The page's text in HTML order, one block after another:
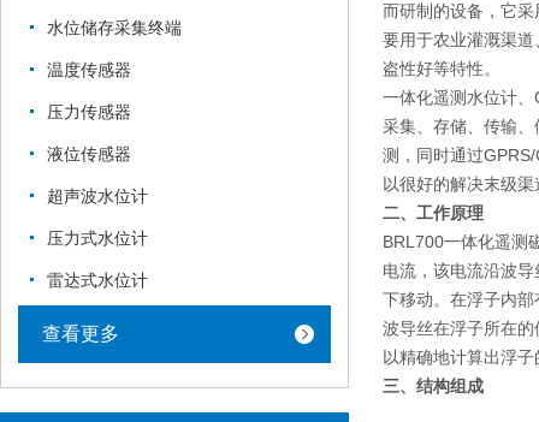
水位储存采集终端
温度传感器
压力传感器
液位传感器
超声波水位计
压力式水位计
雷达式水位计
查看更多
而研制的设备，它
要用于农业灌溉渠
盗性好等特性。
一体化遥测水位计
采集、存储、传输
测，同时通过
以很好的解决末级
二、工作原理
BRL700一体化遥测
电流，该电流沿波
下移动。在浮子内
波导丝在浮子所在
以精确地计算出浮
三、结构组成